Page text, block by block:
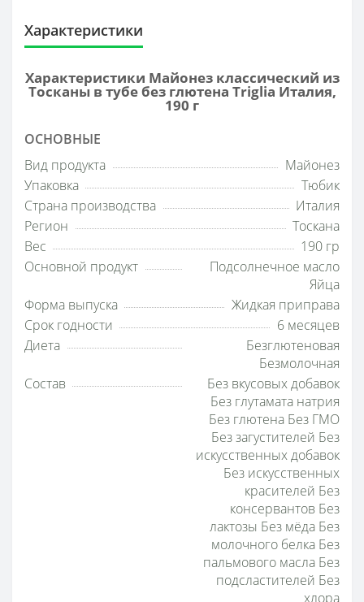
Характеристики
Характеристики Майонез классический из
Тосканы в тубе без глютена Triglia Италия,
190 г
ОСНОВНЫЕ
Вид продукта
Майонез
Упаковка
Тюбик
Страна производства
Италия
Регион
Тоскана
Вес
190 гр
Основной продукт
Подсолнечное масло
Яйца
Форма выпуска
Жидкая приправа
Срок годности
6 месяцев
Диета
Безглютеновая
Безмолочная
Состав
Без вкусовых добавок
Без глутамата натрия
Без глютена Без ГМО
Без загустителей Без
искусственных добавок
Без искусственных
красителей Без
консервантов Без
лактозы Без мёда Без
молочного белка Без
пальмового масла Без
подсластителей Без
хлора